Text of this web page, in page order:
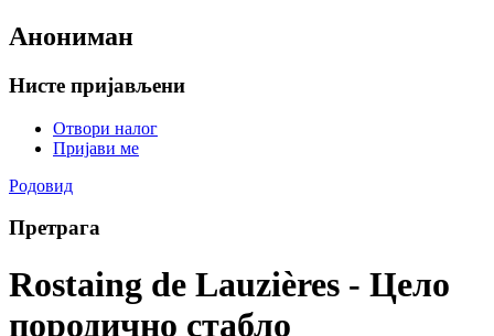
Анониман
Нисте пријављени
Отвори налог
Пријави ме
Родовид
Претрага
Rostaing de Lauzières - Цело
породично стабло